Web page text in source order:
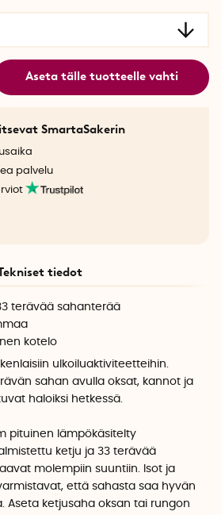
Aseta tälle tuotteelle vahti
SmartaSakerin
palvelu
tiedot
terävää sahanterää
kotelo
ulkoiluaktiviteetteihin.
sahan avulla oksat, kannot ja
haloiksi hetkessä.
pituinen lämpökäsitelty
ketju ja 33 terävää
molempiin suuntiin. Isot ja
että sahasta saa hyvän
Aseta ketjusaha oksan tai rungon